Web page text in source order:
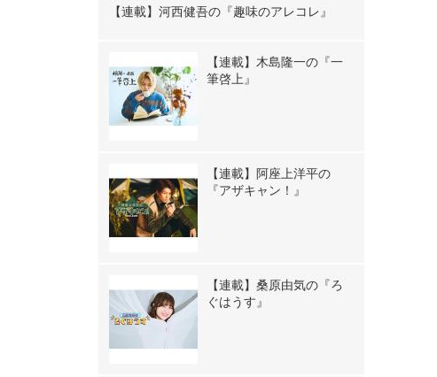
【連載】河西健吾の『趣味のアレコレ』
【連載】木島隆一の『一
筆啓上』
【連載】阿座上洋平の
『アザキャン！』
【連載】桑原由気の『ろ
ぐはうす』